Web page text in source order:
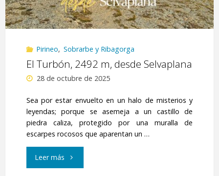
Pirineo, Sobrarbe y Ribagorga
El Turbón, 2492 m, desde Selvaplana
28 de octubre de 2025
Sea por estar envuelto en un halo de misterios y
leyendas; porque se asemeja a un castillo de
piedra caliza, protegido por una muralla de
escarpes rocosos que aparentan un …
Leer más"El